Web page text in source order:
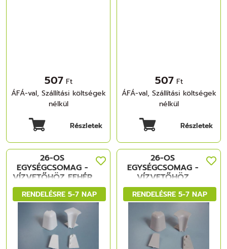
507 Ft
ÁFÁ-val, Szállítási költségek
nélkül
Részletek
507 Ft
ÁFÁ-val, Szállítási költségek
nélkül
Részletek
RENDELÉSRE 5-7 NAP
26-OS
EGYSÉGCSOMAG -
VÍZVETŐHÖZ FEHÉR
MÜANYAG
RENDELÉSRE 5-7 NAP
26-OS
EGYSÉGCSOMAG -
VÍZVETŐHÖZ
SZÜRKE MÜANYAG